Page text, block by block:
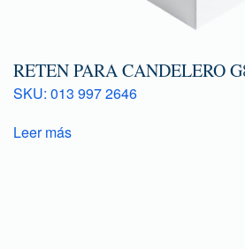
RETEN PARA CANDELERO
SKU: 013 997 2646
Leer más